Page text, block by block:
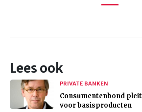
Lees ook
PRIVATE BANKEN
Consumentenbond pleit
voor basisproducten